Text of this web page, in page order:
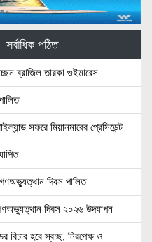
সর্বাধিক পঠিত
ব্রাজিল তারকা গুইমারেস
সফরে মিয়ানমারের প্রেসিডেন্ট
গণঅভ্যুত্থান দিবস পালিত
গণঅভ্যুত্থান দিবস ২০২৬ উদযাপন
বিচার হবে স্বচ্ছ, নিরপেক্ষ ও